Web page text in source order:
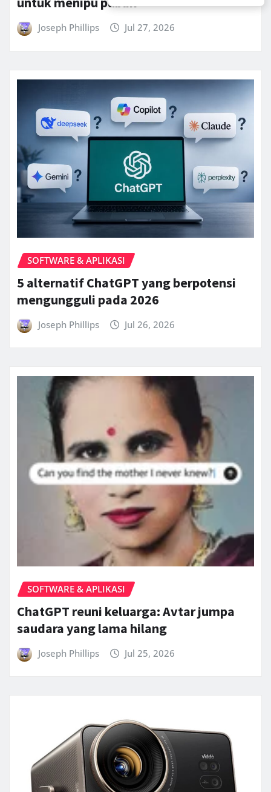
Joseph Phillips Jul 27, 2026
SOFTWARE & APLIKASI
5 alternatif ChatGPT yang berpotensi
mengungguli pada 2026
Joseph Phillips Jul 26, 2026
SOFTWARE & APLIKASI
ChatGPT reuni keluarga: Avtar jumpa
saudara yang lama hilang
Joseph Phillips Jul 25, 2026